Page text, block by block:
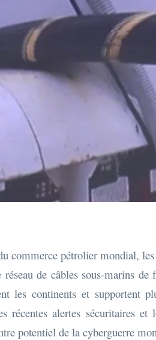
commerce pétrolier mondial,
de câbles sous-marins
les continents et supportent
alertes sécuritaires
potentiel de la cyberguerre